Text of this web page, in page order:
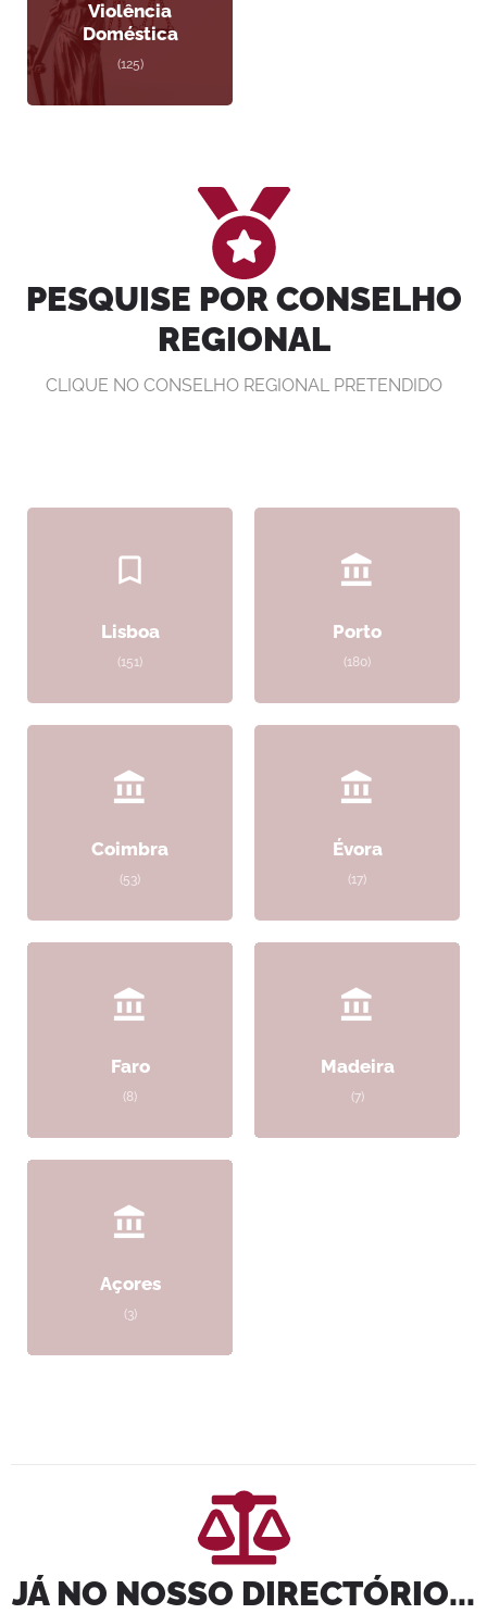
Violência
Doméstica
(125)
PESQUISE POR CONSELHO
REGIONAL
CLIQUE NO CONSELHO REGIONAL PRETENDIDO
Lisboa
(151)
Porto
(180)
Coimbra
(53)
Évora
(17)
Faro
(8)
Madeira
(7)
Açores
(3)
JÁ NO NOSSO DIRECTÓRIO...